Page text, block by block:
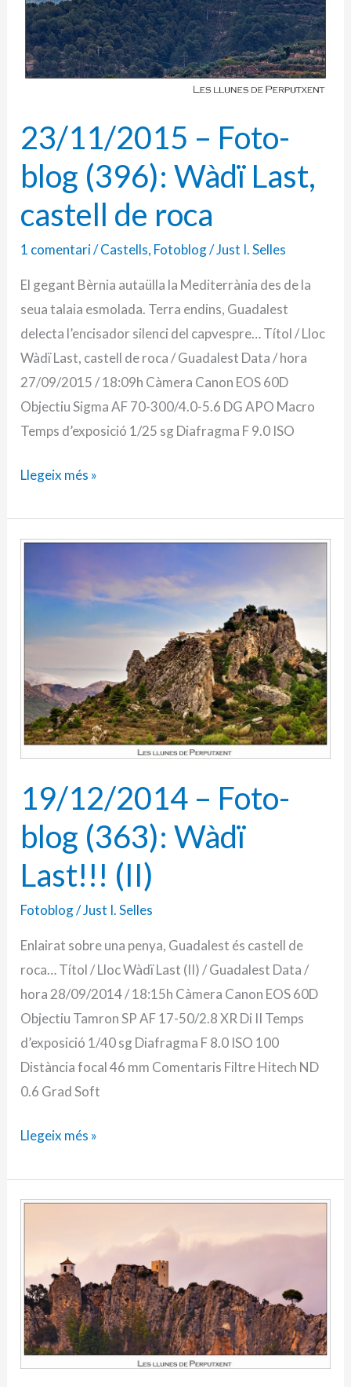
23/11/2015 – Foto-
blog (396): Wàdï Last,
castell de roca
1 comentari/Castells, Fotoblog/Just I. Selles
El gegant Bèrnia autaülla la Mediterrània des de la
seua talaia esmolada. Terra endins, Guadalest
delecta l’encisador silenci del capvespre… Títol / Lloc
Wàdï Last, castell de roca / Guadalest Data / hora
27/09/2015 / 18:09h Càmera Canon EOS 60D
Objectiu Sigma AF 70-300/4.0-5.6 DG APO Macro
Temps d’exposició 1/25 sg Diafragma F 9.0 ISO
Llegeix més »
19/12/2014 – Foto-
blog (363): Wàdï
Last!!! (II)
Fotoblog/Just I. Selles
Enlairat sobre una penya, Guadalest és castell de
roca… Títol / Lloc Wàdï Last (II) / Guadalest Data /
hora 28/09/2014 / 18:15h Càmera Canon EOS 60D
Objectiu Tamron SP AF 17-50/2.8 XR Di II Temps
d’exposició 1/40 sg Diafragma F 8.0 ISO 100
Distància focal 46 mm Comentaris Filtre Hitech ND
0.6 Grad Soft
19/12/2014
Foto-
(363):
Wàdï
Last!!!
(II)
Llegeix més »
blog
(357):
Wàdï
Last!!!